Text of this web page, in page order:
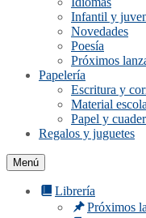
Infantil y
Novedades
Poesía
Próximos
Papelería
Escritura y
Material
Papel y
Regalos y juguetes
Menú
Librería
Próximos